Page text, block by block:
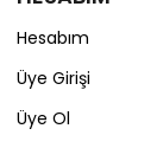
Hesabım
Üye Girişi
Üye Ol